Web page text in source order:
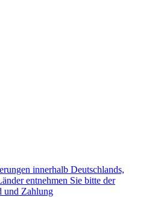
innerhalb Deutschlands,
entnehmen Sie bitte der
und Zahlung